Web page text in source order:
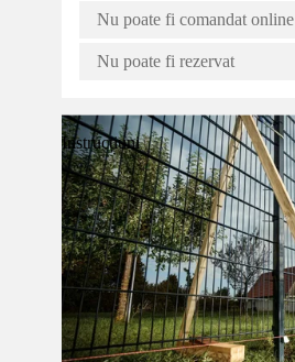
Nu poate fi comandat online
Nu poate fi rezervat
Instrucțiuni